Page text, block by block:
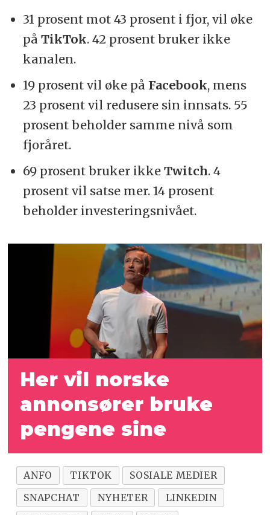
31 prosent mot 43 prosent i fjor, vil øke
på TikTok. 42 prosent bruker ikke
kanalen.
19 prosent vil øke på Facebook, mens
23 prosent vil redusere sin innsats. 55
prosent beholder samme nivå som
fjoråret.
69 prosent bruker ikke Twitch. 4
prosent vil satse mer. 14 prosent
beholder investeringsnivået.
Her vil norske
annonsører bruke
pengene sine
ANFO TIKTOK
SOSIALE MEDIER
SNAPCHAT
NYHETER
LINKEDIN